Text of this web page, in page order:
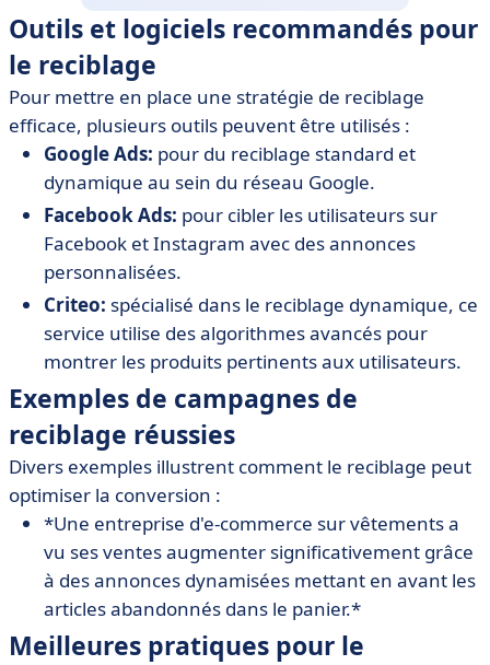
Outils et logiciels recommandés pour
le reciblage
Pour mettre en place une stratégie de reciblage
efficace, plusieurs outils peuvent être utilisés :
Google Ads: pour du reciblage standard et
dynamique au sein du réseau Google.
Facebook Ads: pour cibler les utilisateurs sur
Facebook et Instagram avec des annonces
personnalisées.
Criteo: spécialisé dans le reciblage dynamique, ce
service utilise des algorithmes avancés pour
montrer les produits pertinents aux utilisateurs.
Exemples de campagnes de
reciblage réussies
Divers exemples illustrent comment le reciblage peut
optimiser la conversion :
*Une entreprise d'e-commerce sur vêtements a
vu ses ventes augmenter significativement grâce
à des annonces dynamisées mettant en avant les
articles abandonnés dans le panier.*
Meilleures pratiques pour le